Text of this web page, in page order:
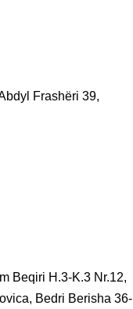
Frashëri 39,
Beqiri H.3-K.3 Nr.12,
Bedri Berisha 36-